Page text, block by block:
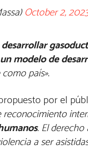
October 2,
modelo de
país».
por el
. El
a ser